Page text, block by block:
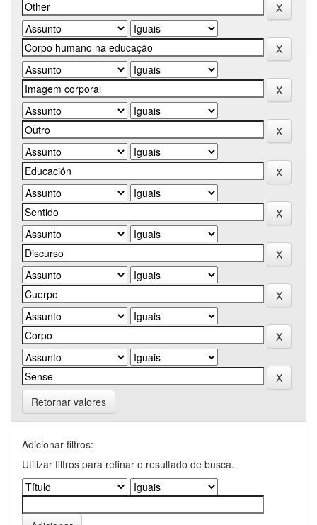
Retornar valores
Adicionar filtros:
Utilizar filtros para refinar o resultado de busca.